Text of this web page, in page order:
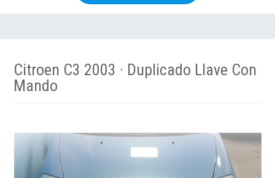
Citroen C3 2003 · Duplicado Llave Con
Mando